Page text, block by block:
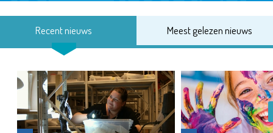
Recent nieuws Meest gelezen nieuws